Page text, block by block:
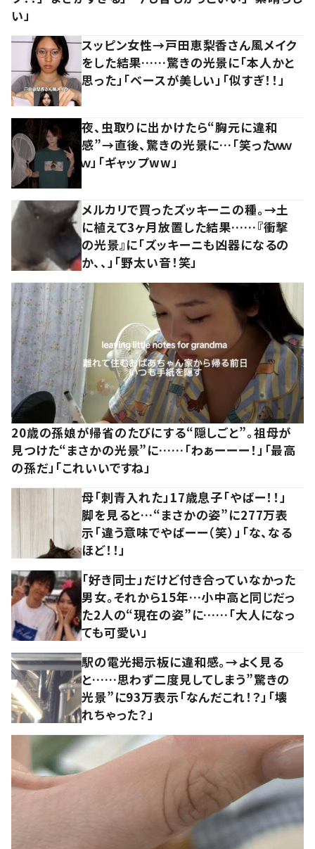
い」
スッピン女性→戸田恵梨香さん風メイク
をした結果……驚きの光景に「本人かと
思った」「ベースが美しい」「似すぎ！！」
夜、虫取りに出かけたら“胸元に違和
感”→直後、驚きの光景に…「笑ったｗｗ
ｗ」「ギャップww」
メルカリで買ったズッキーニの種。→土
に植えて3ヶ月放置した結果……『衝撃
の光景』に「ズッキーニも凶器になるの
か、、」「野太い音！笑」
20歳の孫娘が帰省のたびにする“隠しごと”。祖母が
見つけた“まさかの光景”に……「わぁーーー！」「最高
の孫だ」「これいいですね」
母「刺青入れた」17歳息子「やばー！！」
脚を見ると…“まさかの姿”に277万表
示「違う意味でやばーー（笑）」「な、なる
ほど！！」
「好き同士」だけど付き合っていなかった
男女。それから15年…小中高と同じだっ
た2人の“現在の姿”に……「大人になっ
ても可愛い」
駅の電光掲示板に違和感。→よく見る
と……思わず二度見してしまう”驚きの
光景”に93万表示「なんだこれ！？」「壊
れちゃった？」